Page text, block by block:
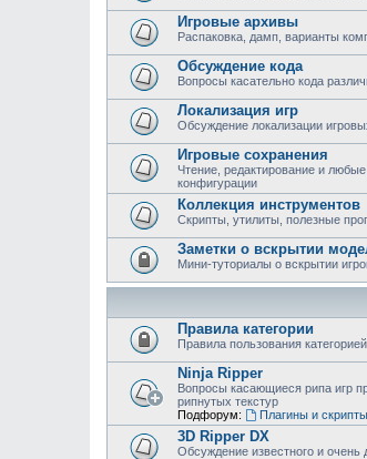
Игровые архивы
Распаковка, дамп, варианты
Обсуждение кода
Вопросы касательно кода
Локализация игр
Обсуждение локализации
Игровые сохранения
Чтение, редактирование и
конфигурации
Коллекция инструментов
Скрипты, утилиты, полезные
Заметки о вскрытии
Мини-туториалы о вскрытии
Правила категории
Правила пользования
Ninja Ripper
Вопросы касающиеся рипа игр
рипнутых текстур
Подфорум:
Плагины и
3D Ripper DX
Обсуждение известного и очень